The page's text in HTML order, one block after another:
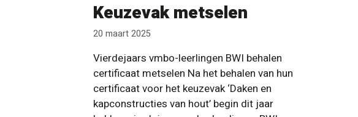
Keuzevak metselen
20 maart 2025
Vierdejaars vmbo-leerlingen BWI behalen
certificaat metselen Na het behalen van hun
certificaat voor het keuzevak ‘Daken en
kapconstructies van hout’ begin dit jaar